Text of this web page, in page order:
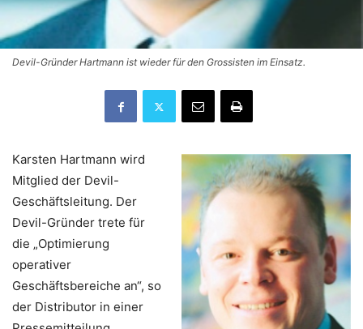
Devil-Gründer Hartmann ist wieder für den Grossisten im Einsatz.
Karsten Hartmann wird
Mitglied der Devil-
Geschäftsleitung. Der
Devil-Gründer trete für
die „Optimierung
operativer
Geschäftsbereiche an“, so
der Distributor in einer